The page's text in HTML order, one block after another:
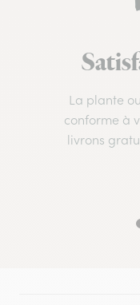
La plante
conforme à
livrons